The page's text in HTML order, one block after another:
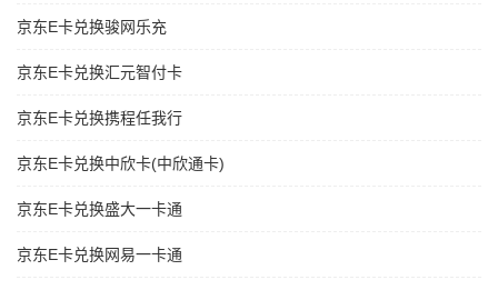
京东E卡兑换骏网乐充
京东E卡兑换汇元智付卡
京东E卡兑换携程任我行
京东E卡兑换中欣卡(中欣通卡)
京东E卡兑换盛大一卡通
京东E卡兑换网易一卡通